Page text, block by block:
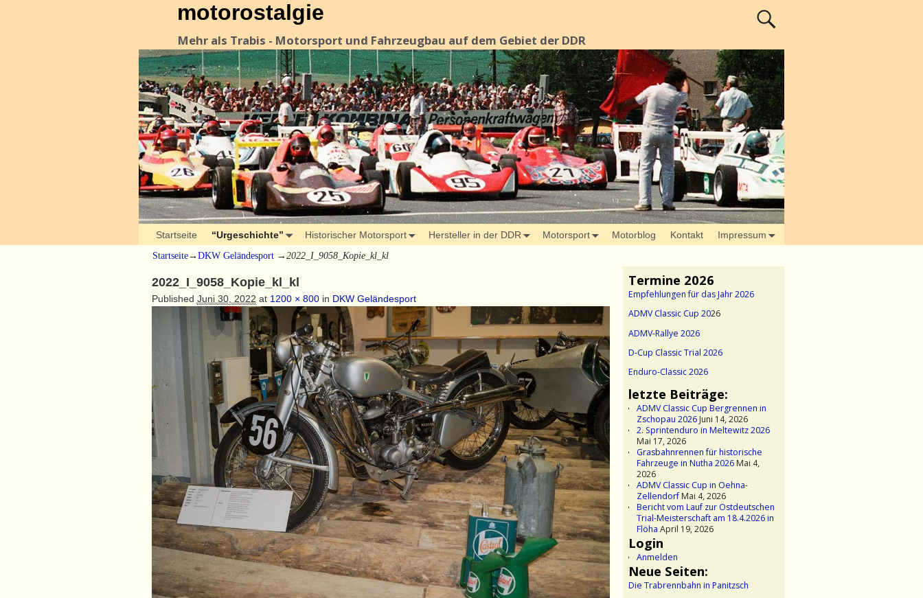
motorostalgie
Mehr als Trabis - Motorsport und Fahrzeugbau auf dem Gebiet der DDR
Startseite “Urgeschichte” Historischer Motorsport Hersteller in der DDR Motorsport Motorblog Kontakt Impressum
Startseite→ DKW Geländesport → 2022_I_9058_Kopie_kl_kl
2022_I_9058_Kopie_kl_kl
Published Juni 30, 2022 at 1200 × 800in DKW Geländesport
Termine 2026
Empfehlungen für das Jahr 2026
ADMV Classic Cup 2026
ADMV-Rallye 2026
D-Cup Classic Trial 2026
Enduro-Classic 2026
letzte Beiträge:
ADMV Classic Cup Bergrennen in
Zschopau 2026Juni 14, 2026
2. Sprintenduro in Meltewitz 2026
Mai 17, 2026
Grasbahnrennen für historische
Fahrzeuge in Nutha 2026Mai 4,
2026
ADMV Classic Cup in Oehna-
ZellendorfMai 4, 2026
Bericht vom Lauf zur Ostdeutschen
Trial-Meisterschaft am 18.4.2026 in
Flöha April 19, 2026
Login
Anmelden
Neue Seiten:
Die Trabrennbahn in Panitzsch